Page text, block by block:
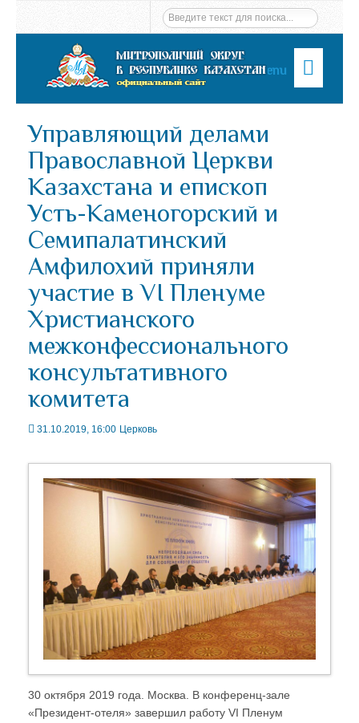
Menu
Управляющий делами
Православной Церкви
Казахстана и епископ
Усть-Каменогорский и
Семипалатинский
Амфилохий приняли
участие в VI Пленуме
Христианского
межконфессионального
консультативного
комитета
31.10.2019, 16:00 Церковь
30 октября 2019 года. Москва. В конференц-зале
«Президент-отеля» завершил работу VI Пленум